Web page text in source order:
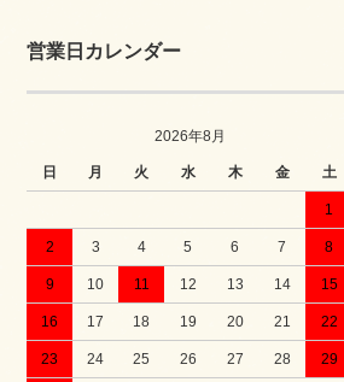
営業日カレンダー
2026年8月
日 月 火 水 木 金 土
1
2 3 4 5 6 7 8
9 10 11 12 13 14 15
16 17 18 19 20 21 22
23 24 25 26 27 28 29